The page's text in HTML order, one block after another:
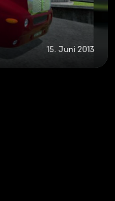
15. Juni 2013